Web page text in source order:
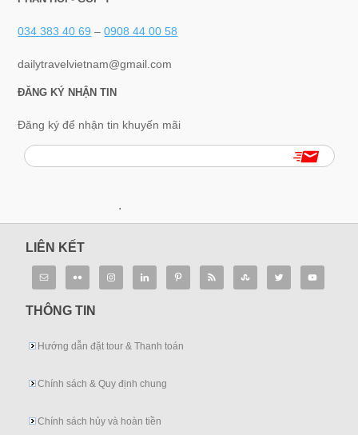
034 383 40 69 –0908 44 00 58
dailytravelvietnam@gmail.com
ĐĂNG KÝ NHẬN TIN
Đăng ký để nhận tin khuyến mãi
.
LIÊN KẾT
THÔNG TIN
Hướng dẫn đặt tour & Thanh toán
Chính sách & Quy định chung
Chính sách hủy và hoàn tiền